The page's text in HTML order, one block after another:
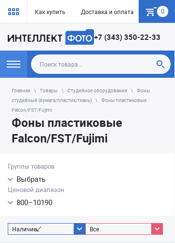
Как купить Доставка и оплата Гарантия
0
+7 (343) 350-22-33
Главная Товары Студийное оборудование
Фоны
студийный (бумага/пластик/ткань)
Фоны пластиковые
Falcon/FST/Fujimi
Фоны пластиковые
Falcon/FST/Fujimi
Группы товаров
Выбрать
Ценовой диапазон
800–10190
Наличие Все